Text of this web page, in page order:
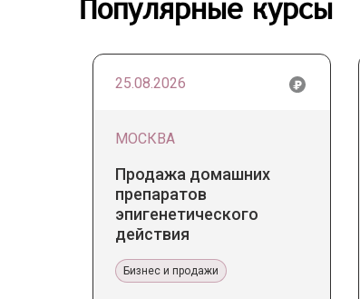
Популярные курсы
25.08.2026
МОСКВА
Продажа домашних
препаратов
эпигенетического
действия
Бизнес и продажи